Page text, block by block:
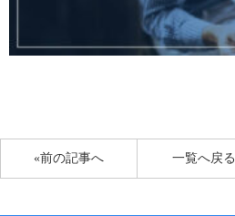
«前の記事へ 一覧へ戻る